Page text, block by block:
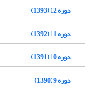
دوره 12 (1393)
دوره 11 (1392)
دوره 10 (1391)
دوره 9 (1390)